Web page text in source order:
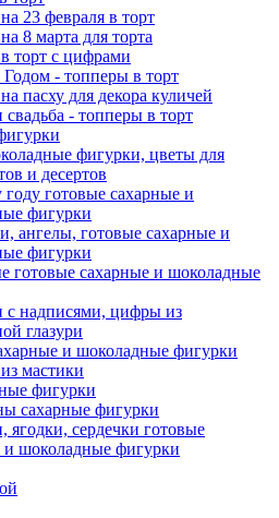
23 февраля в торт
8 марта для торта
торт с цифрами
- топперы в торт
пасху для декора куличей
- топперы в торт
фигурки, цветы для
и десертов
готовые сахарные и
фигурки
ангелы, готовые сахарные и
фигурки
готовые сахарные и шоколадные
с надписями, цифры из
глазури
и шоколадные фигурки
мастики
фигурки
сахарные фигурки
ягодки, сердечки готовые
и шоколадные фигурки